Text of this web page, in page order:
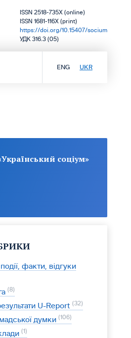
ISSN 2518-735X (online)
ISSN 1681-116X (print)
https://doi.org/10.15407/socium
УДК 316.3 (05)
ENG UKR
соціум»
факти, відгуки
8
U-Report 32
думки 106
1